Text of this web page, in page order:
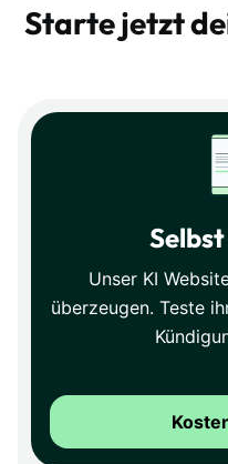
Starte jetzt
Unser KI
überzeugen. Teste